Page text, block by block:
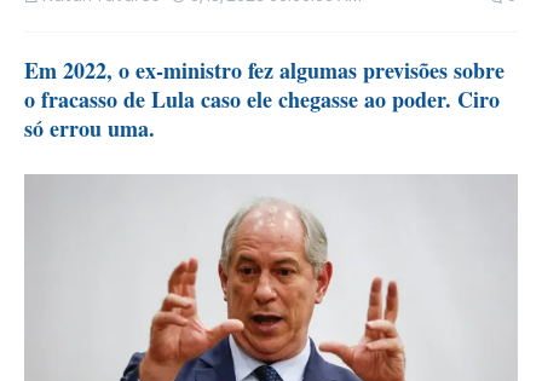
Em 2022, o ex-ministro fez algumas previsões sobre
o fracasso de Lula caso ele chegasse ao poder. Ciro
só errou uma.